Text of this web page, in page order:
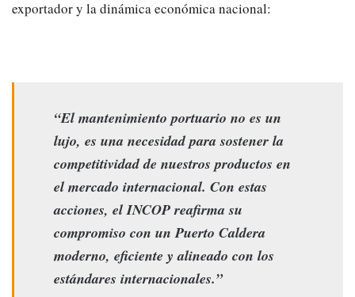
exportador y la dinámica económica nacional:
“El mantenimiento portuario no es un
lujo, es una necesidad para sostener la
competitividad de nuestros productos en
el mercado internacional. Con estas
acciones, el INCOP reafirma su
compromiso con un Puerto Caldera
moderno, eficiente y alineado con los
estándares internacionales.”